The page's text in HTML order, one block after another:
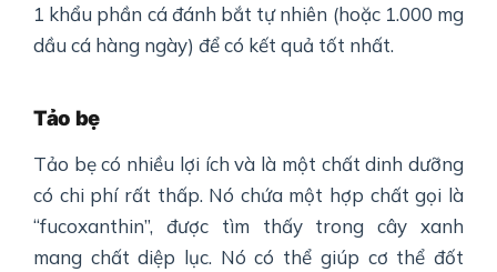
1 khẩu phần cá đánh bắt tự nhiên (hoặc 1.000 mg
dầu cá hàng ngày) để có kết quả tốt nhất.
Tảo bẹ
Tảo bẹ có nhiều lợi ích và là một chất dinh dưỡng
có chi phí rất thấp. Nó chứa một hợp chất gọi là
“fucoxanthin”, được tìm thấy trong cây xanh
mang chất diệp lục. Nó có thể giúp cơ thể đốt